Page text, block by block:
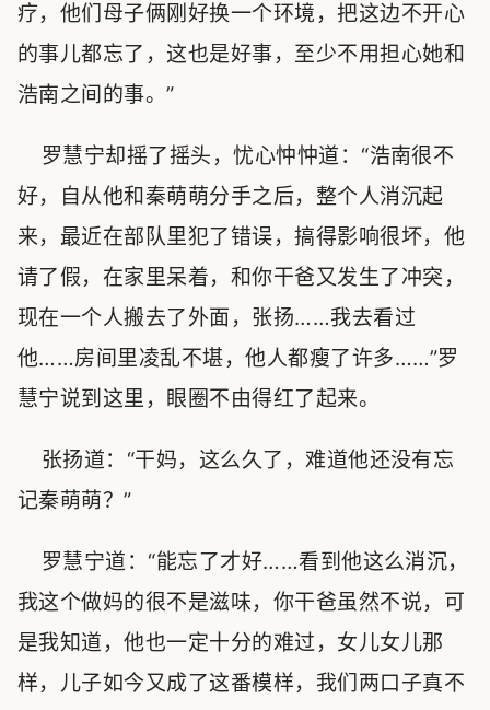
疗，他们母子俩刚好换一个环境，把这边不开心
的事儿都忘了，这也是好事，至少不用担心她和
浩南之间的事。”
罗慧宁却摇了摇头，忧心忡忡道：“浩南很不
好，自从他和秦萌萌分手之后，整个人消沉起
来，最近在部队里犯了错误，搞得影响很坏，他
请了假，在家里呆着，和你干爸又发生了冲突，
现在一个人搬去了外面，张扬……我去看过
他……房间里凌乱不堪，他人都瘦了许多……”罗
慧宁说到这里，眼圈不由得红了起来。
张扬道：“干妈，这么久了，难道他还没有忘
记秦萌萌？”
罗慧宁道：“能忘了才好……看到他这么消沉，
我这个做妈的很不是滋味，你干爸虽然不说，可
是我知道，他也一定十分的难过，女儿女儿那
样，儿子如今又成了这番模样，我们两口子真不